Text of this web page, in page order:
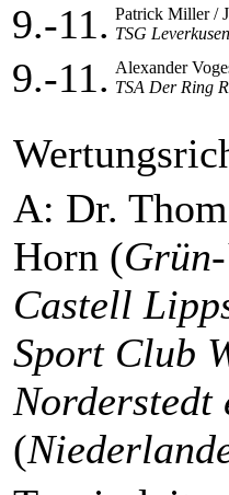
9.-11. Patrick Miller /
TSG Leverkusen
9.-11. Alexander
TSA Der Ring
A: Dr.
Horn (
Castell
Sport Club
Norderstedt
(